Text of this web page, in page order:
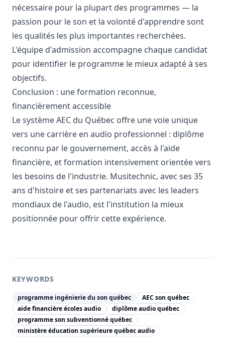
nécessaire pour la plupart des programmes — la
passion pour le son et la volonté d'apprendre sont
les qualités les plus importantes recherchées.
L'équipe d'admission accompagne chaque candidat
pour identifier le programme le mieux adapté à ses
objectifs.
Conclusion : une formation reconnue,
financièrement accessible
Le système AEC du Québec offre une voie unique
vers une carrière en audio professionnel : diplôme
reconnu par le gouvernement, accès à l'aide
financière, et formation intensivement orientée vers
les besoins de l'industrie. Musitechnic, avec ses 35
ans d'histoire et ses partenariats avec les leaders
mondiaux de l'audio, est l'institution la mieux
positionnée pour offrir cette expérience.
KEYWORDS
programme ingénierie du son québec
AEC son québec
aide financière écoles audio
diplôme audio québec
programme son subventionné québec
ministère éducation supérieure québec audio